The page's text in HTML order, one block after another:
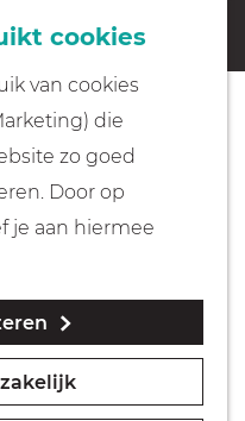
cookies
van cookies
die
zo goed
Door op
je aan hiermee
het museum